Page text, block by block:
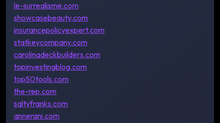
le-surrealisme.com
showcasebeauty.com
insurancepolicyexpert.com
statkeycompany.com
carolinadeckbuilders.com
topinvestingblog.com
top50tools.com
the-rep.com
saltyfranks.com
annerani.com